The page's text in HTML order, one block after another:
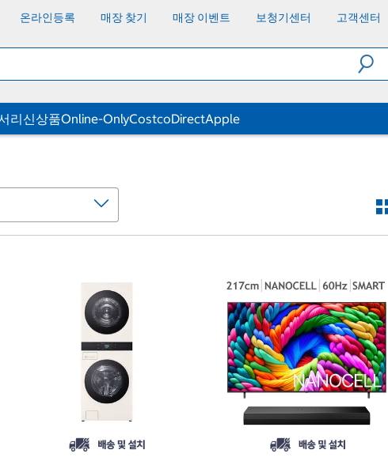
온라인등록 매장 찾기 매장 이벤트 보청기센터 고객센터
리신상품Online-OnlyCostcoDirectApple